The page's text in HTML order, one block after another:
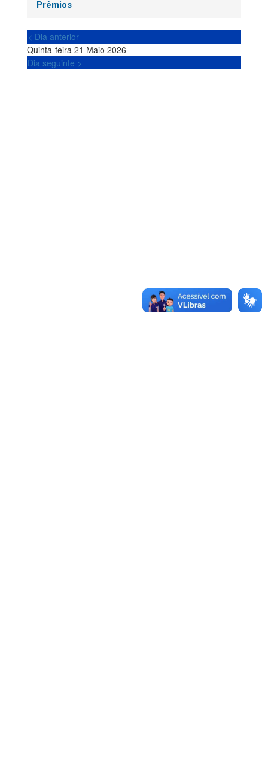
Prêmios
< Dia anterior
Quinta-feira 21 Maio 2026
Dia seguinte >